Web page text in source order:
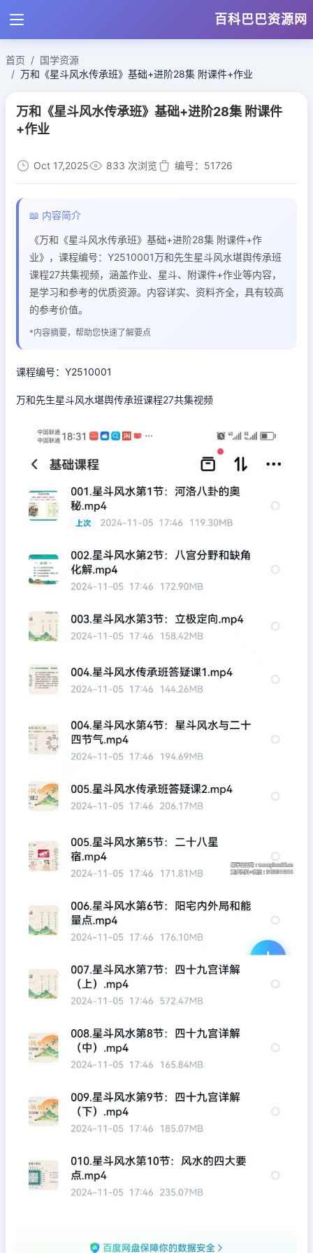
百科巴巴资源网
首页
国学资源
万和《星斗风水传承班》基础+进阶28集 附课件+作业
万和《星斗风水传承班》基础+进阶28集 附课件
+作业
Oct 17,2025 833 次浏览 编号：51726
📖 内容简介
《万和《星斗风水传承班》基础+进阶28集 附课件+作
业》，课程编号：Y2510001万和先生星斗风水堪舆传承班
课程27共集视频，涵盖作业、星斗、附课件+作业等内容，
是学习和参考的优质资源。内容详实、资料齐全，具有较高
的参考价值。
*内容摘要，帮助您快速了解要点
课程编号：Y2510001
万和先生星斗风水堪舆传承班课程27共集视频